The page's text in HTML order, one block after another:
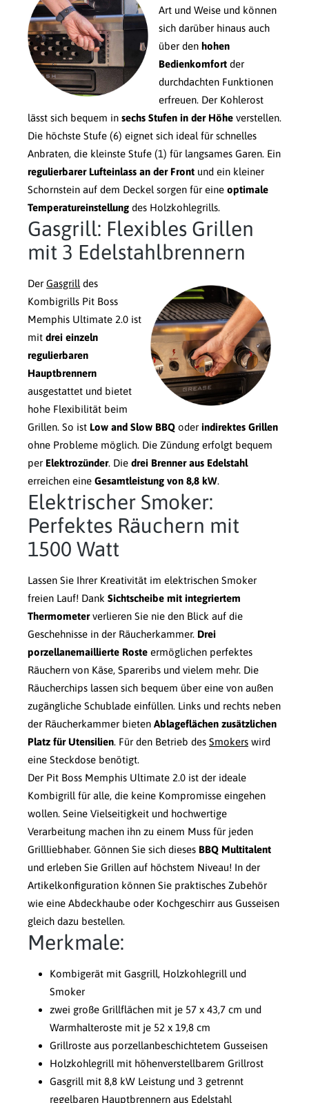
Art und Weise und können
sich darüber hinaus auch
über den hohen
Bedienkomfort der
durchdachten Funktionen
erfreuen. Der Kohlerost
lässt sich bequem in sechs Stufen in der Höhe verstellen.
Die höchste Stufe (6) eignet sich ideal für schnelles
Anbraten, die kleinste Stufe (1) für langsames Garen. Ein
regulierbarer Lufteinlass an der Front und ein kleiner
Schornstein auf dem Deckel sorgen für eine optimale
Temperatureinstellung des Holzkohlegrills.
Gasgrill: Flexibles Grillen
mit 3 Edelstahlbrennern
Der Gasgrill des
Kombigrills Pit Boss
Memphis Ultimate 2.0 ist
mit drei einzeln
regulierbaren
Hauptbrennern
ausgestattet und bietet
hohe Flexibilität beim
Grillen. So ist Low and Slow BBQ oder indirektes Grillen
ohne Probleme möglich. Die Zündung erfolgt bequem
per Elektrozünder. Die drei Brenner aus Edelstahl
erreichen eine Gesamtleistung von 8,8 kW.
Elektrischer Smoker:
Perfektes Räuchern mit
1500 Watt
Lassen Sie Ihrer Kreativität im elektrischen Smoker
freien Lauf! Dank Sichtscheibe mit integriertem
Thermometerverlieren Sie nie den Blick auf die
Geschehnisse in der Räucherkammer. Drei
porzellanemaillierte Roste ermöglichen perfektes
Räuchern von Käse, Spareribs und vielem mehr. Die
Räucherchips lassen sich bequem über eine von außen
zugängliche Schublade einfüllen. Links und rechts neben
der Räucherkammer bieten Ablageflächen zusätzlichen
Platz für Utensilien. Für den Betrieb des Smokers wird
eine Steckdose benötigt.
Der Pit Boss Memphis Ultimate 2.0 ist der ideale
Kombigrill für alle, die keine Kompromisse eingehen
wollen. Seine Vielseitigkeit und hochwertige
Verarbeitung machen ihn zu einem Muss für jeden
Grillliebhaber. Gönnen Sie sich dieses BBQ Multitalent
und erleben Sie Grillen auf höchstem Niveau! In der
Artikelkonfiguration können Sie praktisches Zubehör
wie eine Abdeckhaube oder Kochgeschirr aus Gusseisen
gleich dazu bestellen.
Merkmale:
Kombigerät mit Gasgrill, Holzkohlegrill und
Smoker
zwei große Grillflächen mit je 57 x 43,7 cm und
Warmhalteroste mit je 52 x 19,8 cm
Grillroste aus porzellanbeschichtetem Gusseisen
Holzkohlegrill mit höhenverstellbarem Grillrost
Gasgrill mit 8,8 kW Leistung und 3 getrennt
regelbaren Hauptbrennern aus Edelstahl